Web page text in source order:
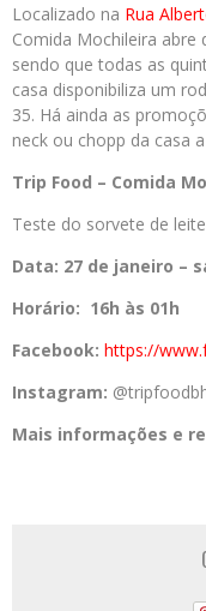
Localizado na Rua
Comida Mochileira abre
sendo que todas as
casa disponibiliza um
35. Há ainda as
neck ou chopp da casa
Trip Food – Comida
Teste do sorvete de
Data: 27 de janeiro –
Horário: 16h às 01h
Facebook: https://www.
Instagram:
Mais informações e